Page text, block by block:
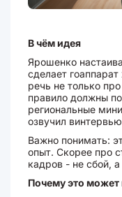
В чём идея
Ярошенко
сделает
речь не только
правило должны
региональные
озвучил
Важно понимать:
опыт. Скорее про
кадров - не сбой,
Почему это